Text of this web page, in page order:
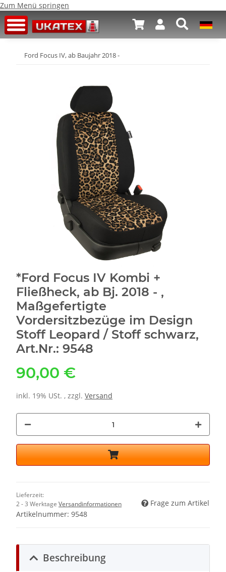
Zum Menü springen
Ford Focus IV, ab Baujahr 2018 -
*Ford Focus IV Kombi +
Fließheck, ab Bj. 2018 - ,
Maßgefertigte
Vordersitzbezüge im Design
Stoff Leopard / Stoff schwarz,
Art.Nr.: 9548
90,00 €
inkl. 19% USt. , zzgl. Versand
Lieferzeit:
2 - 3 Werktage Versandinformationen
Frage zum Artikel
Artikelnummer: 9548
Beschreibung